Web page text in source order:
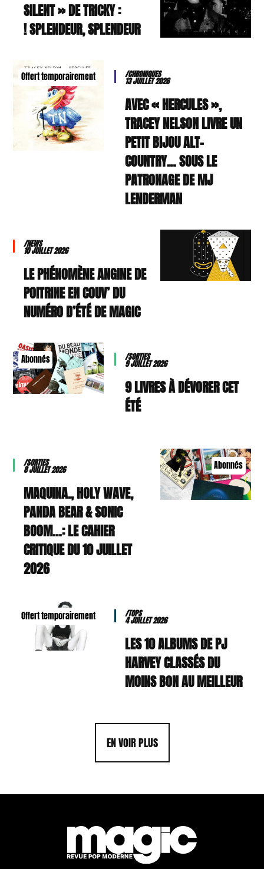
SILENT » DE TRICKY :
SPLENDEUR, SPLENDEUR !
Offert temporairement /CHRONIQUES
13 JUILLET 2026
AVEC « HERCULES »,
TRACEY NELSON LIVRE UN
PETIT BIJOU ALT-
COUNTRY… SOUS LE
PATRONAGE DE MJ
LENDERMAN
/NEWS
10 JUILLET 2026
LE PHÉNOMÈNE ANGINE DE
POITRINE EN COUV’ DU
NUMÉRO D’ÉTÉ DE MAGIC
Abonnés /SORTIES
9 JUILLET 2026
9 LIVRES À DÉVORER CET
ÉTÉ
Abonnés
/SORTIES
8 JUILLET 2026
MAQUINA., HOLY WAVE,
PANDA BEAR & SONIC
BOOM…: LE CAHIER
CRITIQUE DU 10 JUILLET
2026
Offert temporairement /TOPS
4 JUILLET 2026
LES 10 ALBUMS DE PJ
HARVEY CLASSÉS DU
MOINS BON AU MEILLEUR
EN VOIR PLUS